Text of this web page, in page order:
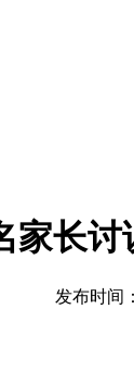
家长讨
发布时间